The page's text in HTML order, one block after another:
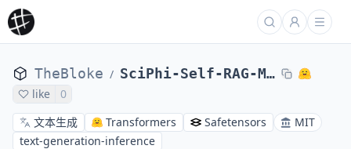
TheBloke / SciPhi-Self-RAG-Mistral-7B-32k-GPTQ
like
0
文本生成
Transformers Safetensors
MIT
text-generation-inference